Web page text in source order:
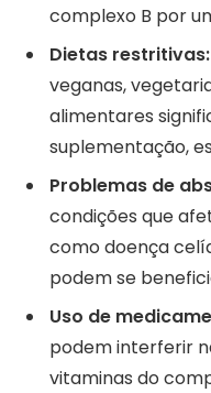
complexo B por
Dietas restritivas:
veganas,
alimentares
suplementação,
Problemas de
condições que
como doença
podem se
Uso de
podem interferir
vitaminas do